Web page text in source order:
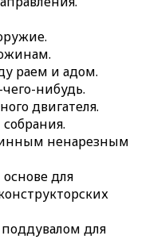
времени.
дерево.
пушной
вечер.
боезапаса
к орудиям.
песенного
раем и адом.
нибудь.
двигателя.
ненарезным
для
для